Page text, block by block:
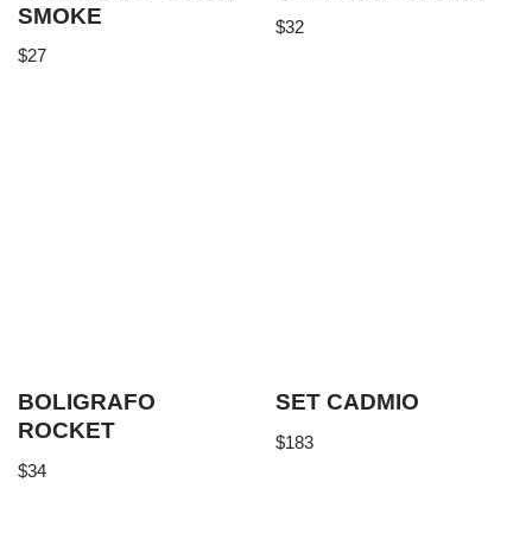
SMOKE
$27
$32
BOLIGRAFO
ROCKET
$34
SET CADMIO
$183